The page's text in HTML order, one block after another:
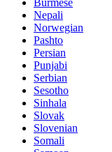
Burmese
Nepali
Norwegian
Pashto
Persian
Punjabi
Serbian
Sesotho
Sinhala
Slovak
Slovenian
Somali